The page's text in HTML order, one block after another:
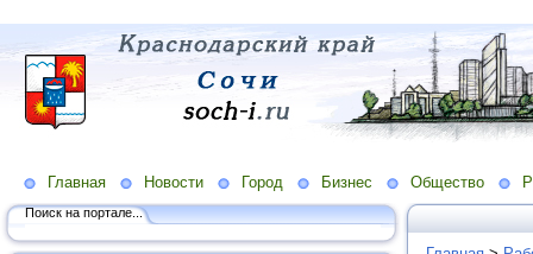
Главная Новости Город Бизнес Общество
Поиск на портале...